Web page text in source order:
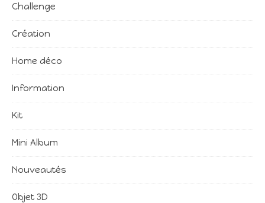
Challenge
Création
Home déco
Information
Kit
Mini Album
Nouveautés
Objet 3D